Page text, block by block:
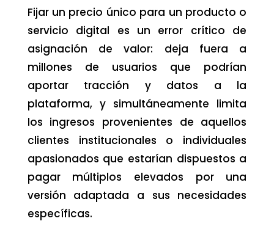
Fijar un precio único para un producto o
servicio digital es un error crítico de
asignación de valor: deja fuera a
millones de usuarios que podrían
aportar tracción y datos a la
plataforma, y simultáneamente limita
los ingresos provenientes de aquellos
clientes institucionales o individuales
apasionados que estarían dispuestos a
pagar múltiplos elevados por una
versión adaptada a sus necesidades
específicas.